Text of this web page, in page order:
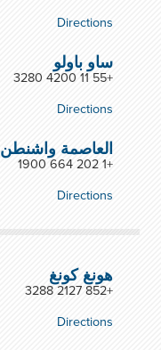
Directions
ساو باولو
+55 11 4200 3280
Directions
العاصمة واشنطن
+1 202 664 1900
Directions
هونغ كونغ
+852 2127 3288
Directions